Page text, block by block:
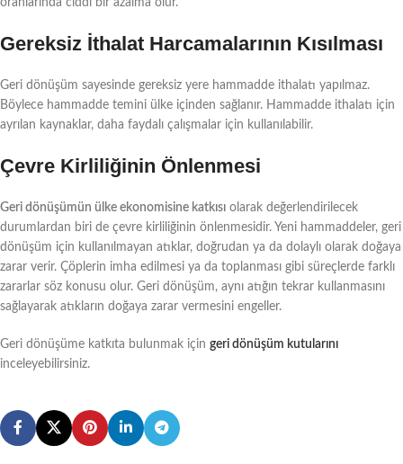
Gereksiz İthalat Harcamalarının Kısılması
Geri dönüşüm sayesinde gereksiz yere hammadde ithalatı yapılmaz.
Böylece hammadde temini ülke içinden sağlanır. Hammadde ithalatı için
ayrılan kaynaklar, daha faydalı çalışmalar için kullanılabilir.
Çevre Kirliliğinin Önlenmesi
Geri dönüşümün ülke ekonomisine katkısı olarak değerlendirilecek
durumlardan biri de çevre kirliliğinin önlenmesidir. Yeni hammaddeler, geri
dönüşüm için kullanılmayan atıklar, doğrudan ya da dolaylı olarak doğaya
zarar verir. Çöplerin imha edilmesi ya da toplanması gibi süreçlerde farklı
zararlar söz konusu olur. Geri dönüşüm, aynı atığın tekrar kullanmasını
sağlayarak atıkların doğaya zarar vermesini engeller.
Geri dönüşüme katkıta bulunmak için geri dönüşüm kutularını
inceleyebilirsiniz.